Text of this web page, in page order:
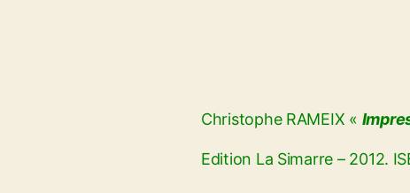
Christophe RAMEIX «
Edition La Simarre – 2012.